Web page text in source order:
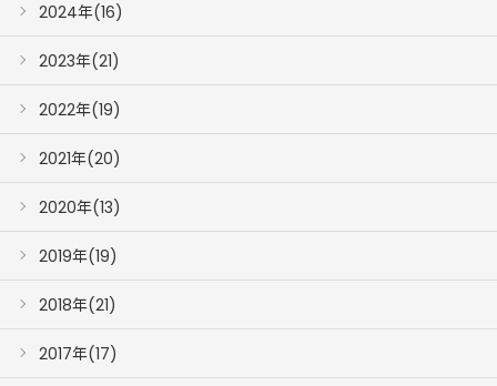
2024年(16)
2023年(21)
2022年(19)
2021年(20)
2020年(13)
2019年(19)
2018年(21)
2017年(17)